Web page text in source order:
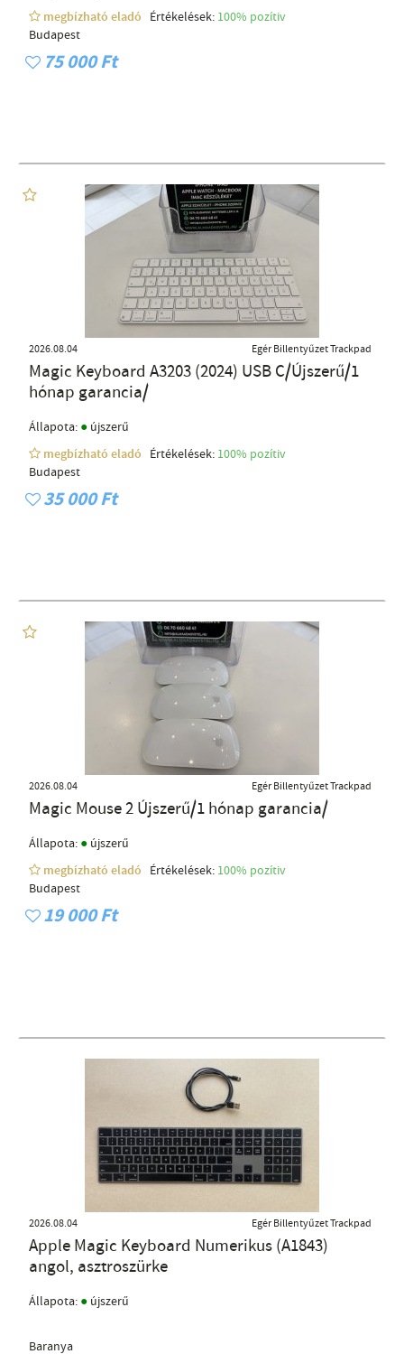
megbízható eladó
Értékelések: 100% pozítiv
Budapest
75 000 Ft
2026.08.04 Egér Billentyűzet Trackpad
Magic Keyboard A3203 (2024) USB C/Újszerű/1
hónap garancia/
Állapota: ● újszerű
megbízható eladó
Értékelések: 100% pozítiv
Budapest
35 000 Ft
2026.08.04 Egér Billentyűzet Trackpad
Magic Mouse 2 Újszerű/1 hónap garancia/
Állapota: ● újszerű
megbízható eladó
Értékelések: 100% pozítiv
Budapest
19 000 Ft
2026.08.04 Egér Billentyűzet Trackpad
Apple Magic Keyboard Numerikus (A1843)
angol, asztroszürke
Állapota: ● újszerű
Baranya